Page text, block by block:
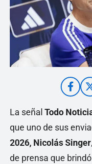
La señal Todo
que uno de sus
2026, Nicolás Singer
de prensa que